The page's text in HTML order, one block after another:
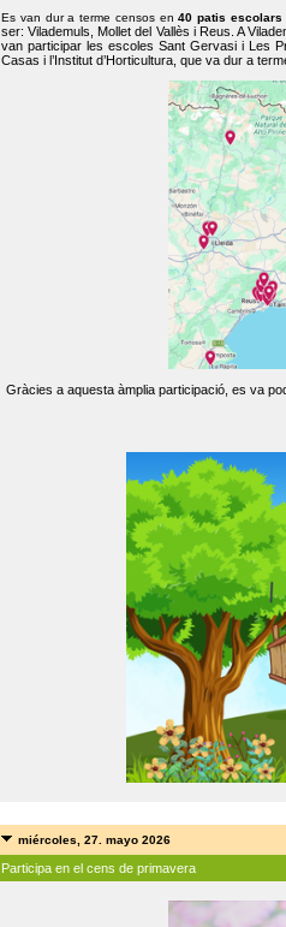
Es van dur a terme censos en40 patis escolars
ser: Vilademuls, Mollet del Vallès i Reus. A
van participar les escoles Sant Gervasi i Les
Casas i l’Institut d’Horticultura, que va dur a
Gràcies a aquesta àmplia participació, es va
miércoles, 27. mayo 2026
Participa en el cens de primavera